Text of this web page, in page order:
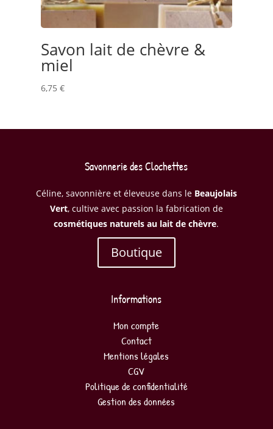
Savon lait de chèvre &
miel
6,75€
Savonnerie des Clochettes
Céline, savonnière et éleveuse dans le Beaujolais
Vert, cultive avec passion la fabrication de
cosmétiques naturels au lait de chèvre.
Boutique
Informations
Mon compte
Contact
Mentions légales
CGV
Politique de confidentialité
Gestion des données